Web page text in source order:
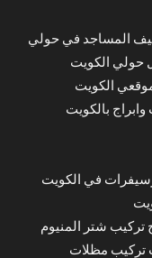
حولي الكويت
الكويت
بالكويت
تركيب شتر المنيوم
تركيب مظلات